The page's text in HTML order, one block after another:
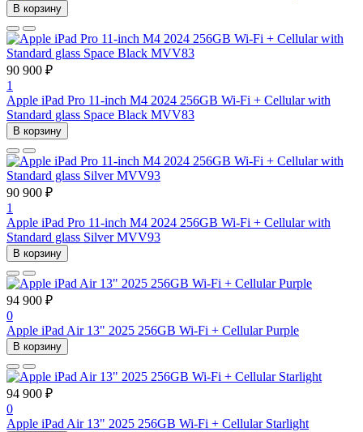
В корзину
90 900 ₽
1
Apple iPad Pro 11-inch M4 2024 256GB Wi-Fi + Cellular with
Standard glass Space Black MVV83
В корзину
90 900 ₽
1
Apple iPad Pro 11-inch M4 2024 256GB Wi-Fi + Cellular with
Standard glass Silver MVV93
В корзину
94 900 ₽
0
Apple iPad Air 13" 2025 256GB Wi-Fi + Cellular Purple
В корзину
94 900 ₽
0
Apple iPad Air 13" 2025 256GB Wi-Fi + Cellular Starlight